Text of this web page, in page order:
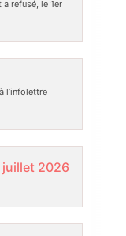
refusé, le 1er
l’infolettre
juillet 2026